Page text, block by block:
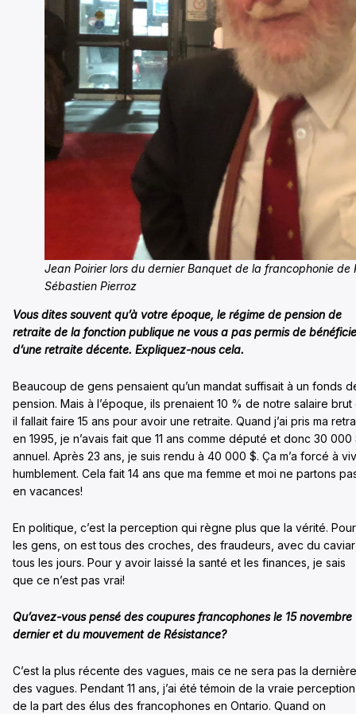
Jean Poirier lors du dernier Banquet de la francophonie de
Sébastien Pierroz
Vous dites souvent qu’à votre époque, le régime de pension de
retraite de la fonction publique ne vous a pas permis de
d’une retraite décente. Expliquez-nous cela.
Beaucoup de gens pensaient qu’un mandat suffisait à un fonds
pension. Mais à l’époque, ils prenaient 10 % de notre salaire brut
il fallait faire 15 ans pour avoir une retraite. Quand j’ai pris ma
en 1995, je n’avais fait que 11 ans comme député et donc 30 000
annuel. Après 23 ans, je suis rendu à 40 000 $. Ça m’a forcé à
humblement. Cela fait 14 ans que ma femme et moi ne partons
en vacances!
En politique, c’est la perception qui règne plus que la vérité. Pour
les gens, on est tous des croches, des fraudeurs, avec du caviar
tous les jours. Pour y avoir laissé la santé et les finances, je sais
que ce n’est pas vrai!
Qu’avez-vous pensé des coupures francophones le 15 novembre
dernier et du mouvement de Résistance?
C’est la plus récente des vagues, mais ce ne sera pas la dernière
des vagues. Pendant 11 ans, j’ai été témoin de la vraie perception
de la part des élus des francophones en Ontario. Quand on